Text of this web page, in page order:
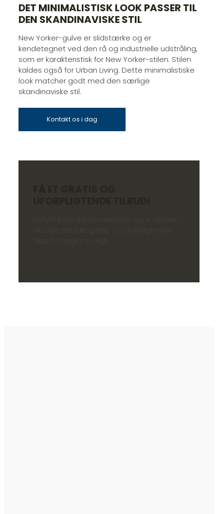
DET MINIMALISTISK LOOK PASSER TIL
DEN SKANDINAVISKE STIL
​New Yorker-gulve er slidstærke og er
kendetegnet ved den rå og industrielle udstråling,
som er karakteristisk for New Yorker-stilen. Stilen
kaldes også for Urban Living. Dette minimalistiske
look matcher godt med den særlige
skandinaviske stil.
Kontakt os i dag